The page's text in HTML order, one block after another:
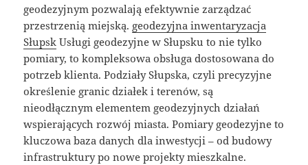
geodezyjnym pozwalają efektywnie zarządzać
przestrzenią miejską. geodezyjna inwentaryzacja
Słupsk Usługi geodezyjne w Słupsku to nie tylko
pomiary, to kompleksowa obsługa dostosowana do
potrzeb klienta. Podziały Słupska, czyli precyzyjne
określenie granic działek i terenów, są
nieodłącznym elementem geodezyjnych działań
wspierających rozwój miasta. Pomiary geodezyjne to
kluczowa baza danych dla inwestycji – od budowy
infrastruktury po nowe projekty mieszkalne.